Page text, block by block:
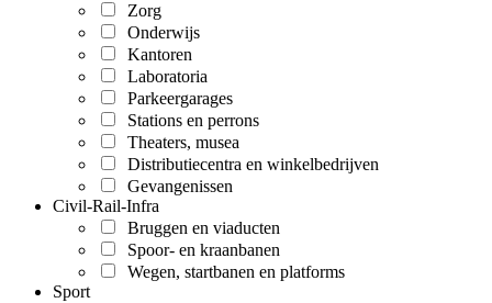
Zorg
Onderwijs
Kantoren
Laboratoria
Parkeergarages
Stations en perrons
Theaters, musea
Distributiecentra en winkelbedrijven
Gevangenissen
Civil-Rail-Infra
Bruggen en viaducten
Spoor- en kraanbanen
Wegen, startbanen en platforms
Sport